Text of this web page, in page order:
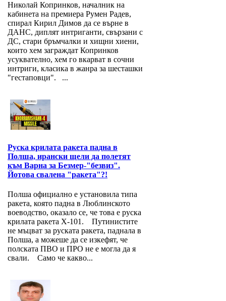
Николай Копринков, началник на
кабинета на премиера Румен Радев,
спирал Кирил Димов да се върне в
ДАНС, диплят интриганти, свързани с
ДС, стари бръмчалки и хищни хиени,
които хем заграждат Копринков
усуквателно, хем го вкарват в сочни
интриги, класика в жанра за шесташки
"гестаповци". ...
Руска крилата ракета падна в
Полша, ирански щели да полетят
към Варна за Безмер-"безвиз".
Йотова свалена "ракета"?!
Полша официално е установила типа
ракета, която падна в Люблинското
воеводство, оказало се, че това е руска
крилата ракета Х-101. Путинистите
не мъцват за руската ракета, паднала в
Полша, а можеше да се изкефят, че
полската ПВО и ПРО не е могла да я
свали. Само че какво...